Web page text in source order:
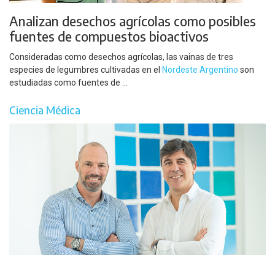
Analizan desechos agrícolas como posibles
fuentes de compuestos bioactivos
Consideradas como desechos agrícolas, las vainas de tres
especies de legumbres cultivadas en el Nordeste Argentino son
estudiadas como fuentes de ...
Ciencia Médica